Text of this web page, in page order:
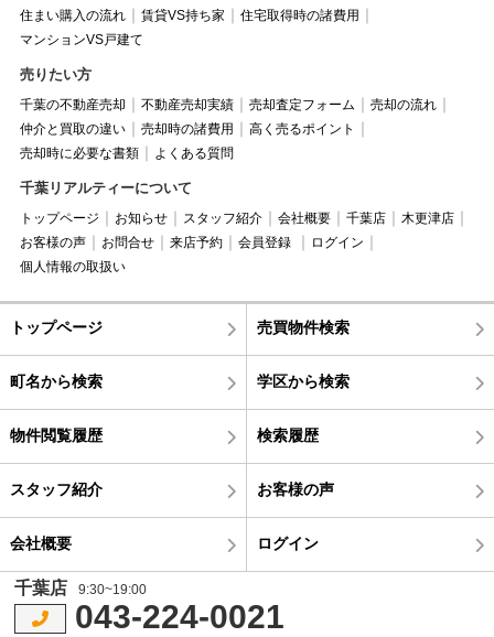
住まい購入の流れ
賃貸VS持ち家
住宅取得時の諸費用
マンションVS戸建て
売りたい方
千葉の不動産売却 不動産売却実績 売却査定フォーム
売却の流れ
仲介と買取の違い
売却時の諸費用
高く売るポイント
売却時に必要な書類
よくある質問
千葉リアルティーについて
トップページ お知らせ スタッフ紹介 会社概要 千葉店
木更津店
お客様の声
お問合せ 来店予約 会員登録
ログイン
個人情報の取扱い
トップページ 売買物件検索
町名から検索 学区から検索
物件閲覧履歴 検索履歴
スタッフ紹介 お客様の声
会社概要 ログイン
千葉店 9:30~19:00
043-224-0021